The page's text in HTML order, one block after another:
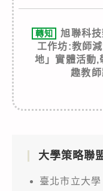
轉知
旭聯科
工作坊:教師
地」實體活動,
趣教
大學策略聯
臺北市立大學